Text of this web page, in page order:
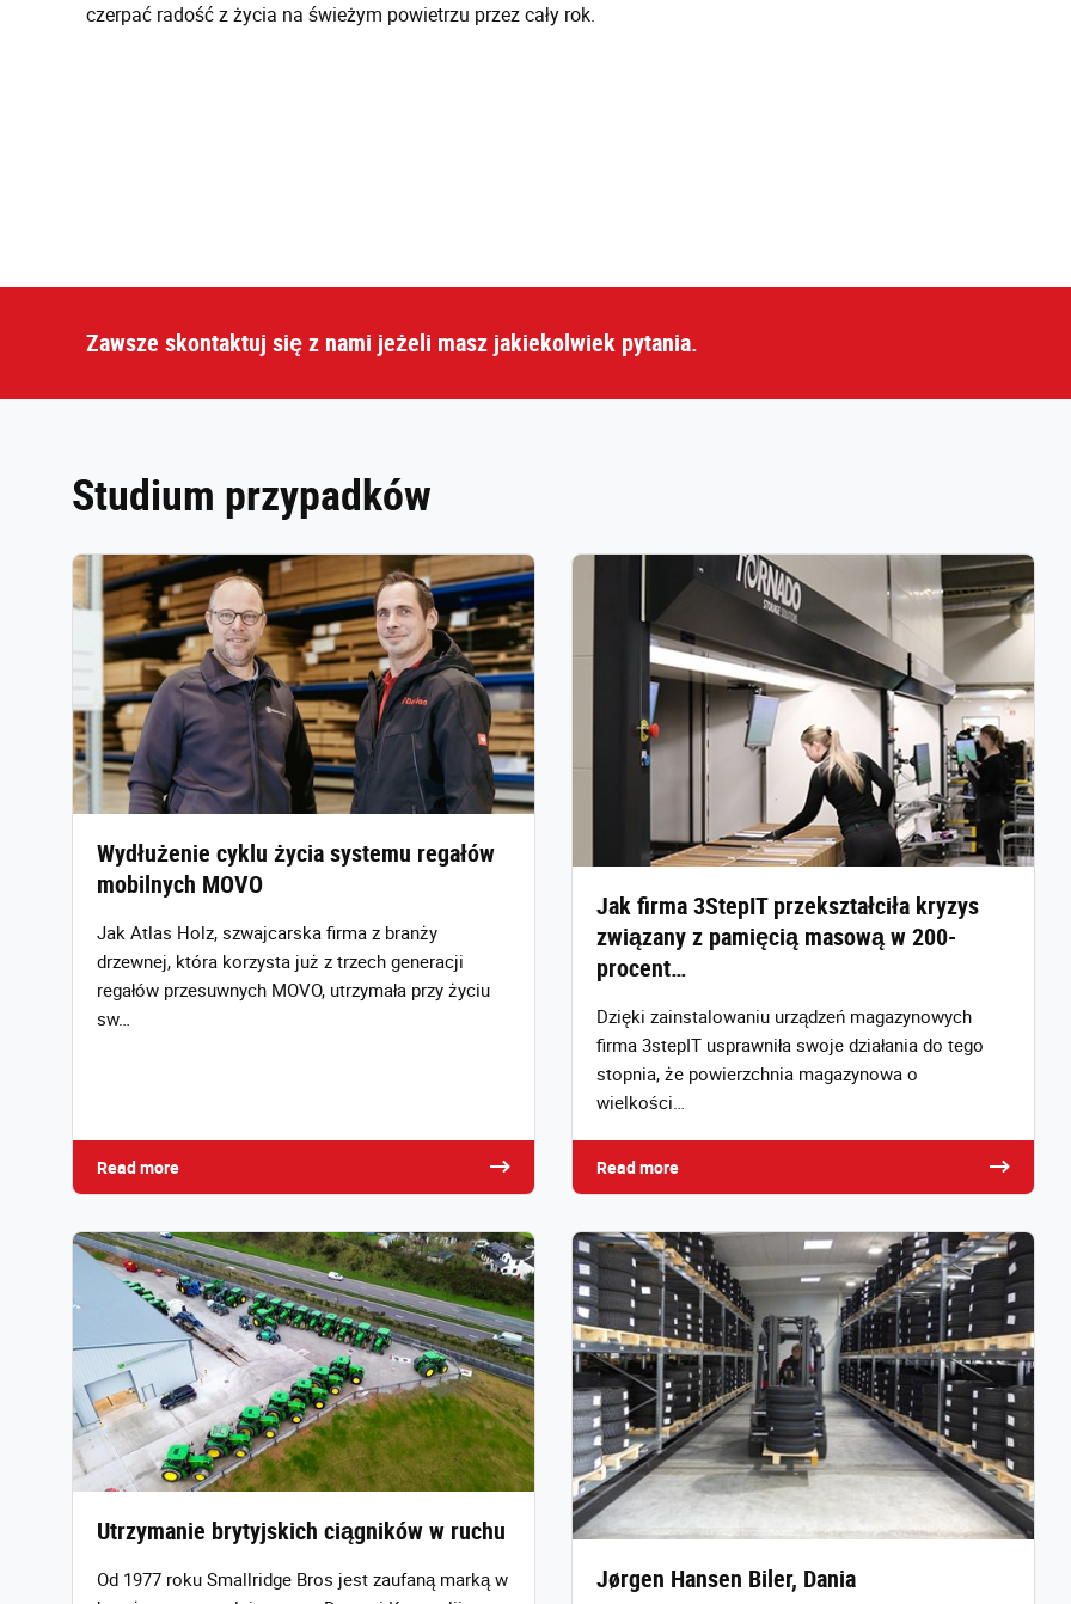
czerpać radość z życia na świeżym powietrzu przez cały rok.
Zawsze skontaktuj się z nami jeżeli masz jakiekolwiek pytania.
Studium przypadków
Wydłużenie cyklu życia systemu regałów
mobilnych MOVO
Jak Atlas Holz, szwajcarska firma z branży
drzewnej, która korzysta już z trzech generacji
regałów przesuwnych MOVO, utrzymała przy życiu
sw…
Read more
Jak firma 3StepIT przekształciła kryzys
związany z pamięcią masową w 200-
procent…
Dzięki zainstalowaniu urządzeń magazynowych
firma 3stepIT usprawniła swoje działania do tego
stopnia, że powierzchnia magazynowa o
wielkości…
Read more
Utrzymanie brytyjskich ciągników w ruchu
Od 1977 roku Smallridge Bros jest zaufaną marką w
Jørgen Hansen Biler, Dania